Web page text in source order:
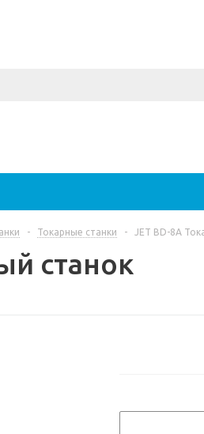
- Токарные станки - JET BD-8A
станок